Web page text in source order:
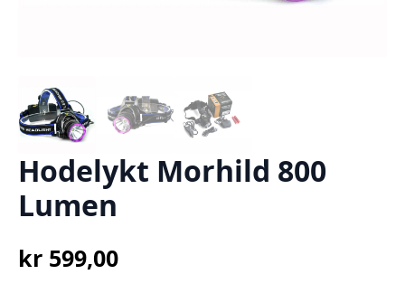
Hodelykt Morhild 800
Lumen
kr 599,00